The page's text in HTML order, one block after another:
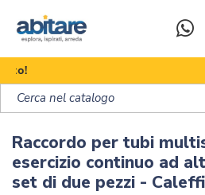
Raccordo per tubi
esercizio continuo ad
set di due pezzi - Caleffi